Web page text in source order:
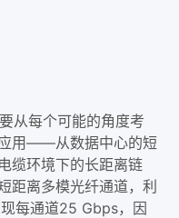
从每个可能的角度考
用——从数据中心的短
缆环境下的长距离链
距离多模光纤通道，利
每通道25 Gbps，因